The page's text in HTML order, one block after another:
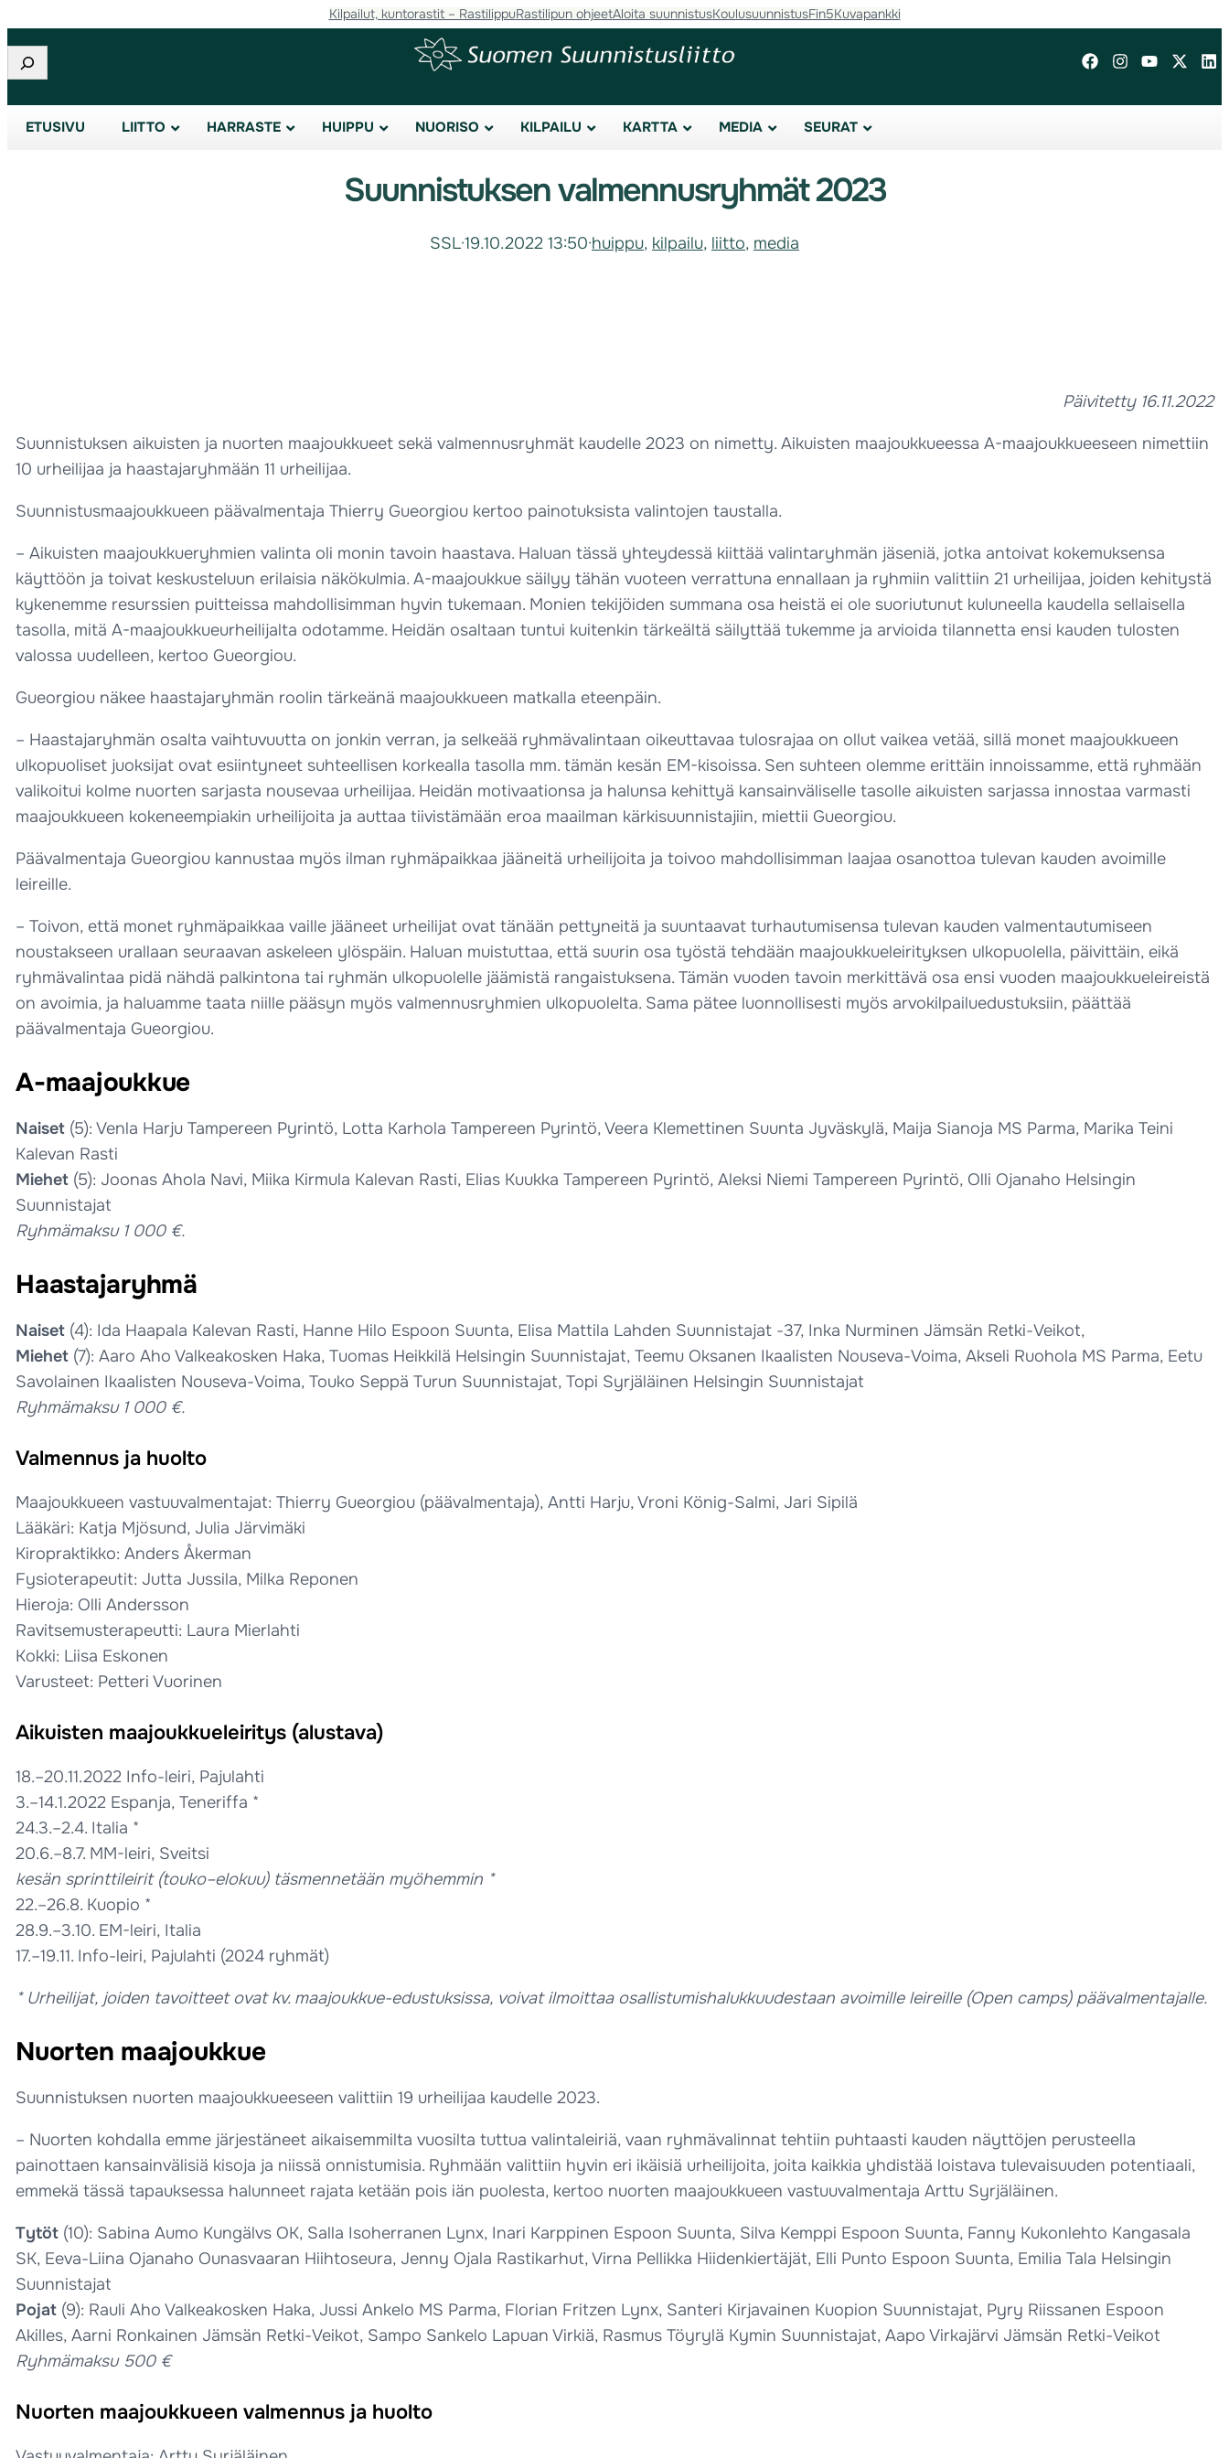
Kilpailut, kuntorastit – RastilippuRastilipun ohjeetAloita suunnistusKoulusuunnistusFin5Kuvapankki
Etsi
ETUSIVU LIITTO HARRASTE HUIPPU NUORISO KILPAILU KARTTA MEDIA SEURAT
Suunnistuksen valmennusryhmät 2023
SSL·19.10.2022 13:50·huippu, kilpailu, liitto, media
Päivitetty 16.11.2022
Suunnistuksen aikuisten ja nuorten maajoukkueet sekä valmennusryhmät kaudelle 2023 on nimetty. Aikuisten maajoukkueessa A-maajoukkueeseen nimettiin
10 urheilijaa ja haastajaryhmään 11 urheilijaa.
Suunnistusmaajoukkueen päävalmentaja Thierry Gueorgiou kertoo painotuksista valintojen taustalla.
– Aikuisten maajoukkueryhmien valinta oli monin tavoin haastava. Haluan tässä yhteydessä kiittää valintaryhmän jäseniä, jotka antoivat kokemuksensa
käyttöön ja toivat keskusteluun erilaisia näkökulmia. A-maajoukkue säilyy tähän vuoteen verrattuna ennallaan ja ryhmiin valittiin 21 urheilijaa, joiden kehitystä
kykenemme resurssien puitteissa mahdollisimman hyvin tukemaan. Monien tekijöiden summana osa heistä ei ole suoriutunut kuluneella kaudella sellaisella
tasolla, mitä A-maajoukkueurheilijalta odotamme. Heidän osaltaan tuntui kuitenkin tärkeältä säilyttää tukemme ja arvioida tilannetta ensi kauden tulosten
valossa uudelleen, kertoo Gueorgiou.
Gueorgiou näkee haastajaryhmän roolin tärkeänä maajoukkueen matkalla eteenpäin.
– Haastajaryhmän osalta vaihtuvuutta on jonkin verran, ja selkeää ryhmävalintaan oikeuttavaa tulosrajaa on ollut vaikea vetää, sillä monet maajoukkueen
ulkopuoliset juoksijat ovat esiintyneet suhteellisen korkealla tasolla mm. tämän kesän EM-kisoissa. Sen suhteen olemme erittäin innoissamme, että ryhmään
valikoitui kolme nuorten sarjasta nousevaa urheilijaa. Heidän motivaationsa ja halunsa kehittyä kansainväliselle tasolle aikuisten sarjassa innostaa varmasti
maajoukkueen kokeneempiakin urheilijoita ja auttaa tiivistämään eroa maailman kärkisuunnistajiin, miettii Gueorgiou.
Päävalmentaja Gueorgiou kannustaa myös ilman ryhmäpaikkaa jääneitä urheilijoita ja toivoo mahdollisimman laajaa osanottoa tulevan kauden avoimille
leireille.
– Toivon, että monet ryhmäpaikkaa vaille jääneet urheilijat ovat tänään pettyneitä ja suuntaavat turhautumisensa tulevan kauden valmentautumiseen
noustakseen urallaan seuraavan askeleen ylöspäin. Haluan muistuttaa, että suurin osa työstä tehdään maajoukkueleirityksen ulkopuolella, päivittäin, eikä
ryhmävalintaa pidä nähdä palkintona tai ryhmän ulkopuolelle jäämistä rangaistuksena. Tämän vuoden tavoin merkittävä osa ensi vuoden maajoukkueleireistä
on avoimia, ja haluamme taata niille pääsyn myös valmennusryhmien ulkopuolelta. Sama pätee luonnollisesti myös arvokilpailuedustuksiin, päättää
päävalmentaja Gueorgiou.
A-maajoukkue
Naiset (5): Venla Harju Tampereen Pyrintö, Lotta Karhola Tampereen Pyrintö, Veera Klemettinen Suunta Jyväskylä, Maija Sianoja MS Parma, Marika Teini
Kalevan Rasti
Miehet (5): Joonas Ahola Navi, Miika Kirmula Kalevan Rasti, Elias Kuukka Tampereen Pyrintö, Aleksi Niemi Tampereen Pyrintö, Olli Ojanaho Helsingin
Suunnistajat
Ryhmämaksu 1 000 €.
Haastajaryhmä
Naiset (4): Ida Haapala Kalevan Rasti, Hanne Hilo Espoon Suunta, Elisa Mattila Lahden Suunnistajat -37, Inka Nurminen Jämsän Retki-Veikot,
Miehet (7): Aaro Aho Valkeakosken Haka, Tuomas Heikkilä Helsingin Suunnistajat, Teemu Oksanen Ikaalisten Nouseva-Voima, Akseli Ruohola MS Parma, Eetu
Savolainen Ikaalisten Nouseva-Voima, Touko Seppä Turun Suunnistajat, Topi Syrjäläinen Helsingin Suunnistajat
Ryhmämaksu 1 000 €.
Valmennus ja huolto
Maajoukkueen vastuuvalmentajat: Thierry Gueorgiou (päävalmentaja), Antti Harju, Vroni König-Salmi, Jari Sipilä
Lääkäri: Katja Mjösund, Julia Järvimäki
Kiropraktikko: Anders Åkerman
Fysioterapeutit: Jutta Jussila, Milka Reponen
Hieroja: Olli Andersson
Ravitsemusterapeutti: Laura Mierlahti
Kokki: Liisa Eskonen
Varusteet: Petteri Vuorinen
Aikuisten maajoukkueleiritys (alustava)
18.–20.11.2022 Info-leiri, Pajulahti
3.–14.1.2022 Espanja, Teneriffa *
24.3.–2.4. Italia *
20.6.–8.7. MM-leiri, Sveitsi
kesän sprinttileirit (touko–elokuu) täsmennetään myöhemmin *
22.–26.8. Kuopio *
28.9.–3.10. EM-leiri, Italia
17.–19.11. Info-leiri, Pajulahti (2024 ryhmät)
* Urheilijat, joiden tavoitteet ovat kv. maajoukkue-edustuksissa, voivat ilmoittaa osallistumishalukkuudestaan avoimille leireille (Open camps) päävalmentajalle.
Nuorten maajoukkue
Suunnistuksen nuorten maajoukkueeseen valittiin 19 urheilijaa kaudelle 2023.
– Nuorten kohdalla emme järjestäneet aikaisemmilta vuosilta tuttua valintaleiriä, vaan ryhmävalinnat tehtiin puhtaasti kauden näyttöjen perusteella
painottaen kansainvälisiä kisoja ja niissä onnistumisia. Ryhmään valittiin hyvin eri ikäisiä urheilijoita, joita kaikkia yhdistää loistava tulevaisuuden potentiaali,
emmekä tässä tapauksessa halunneet rajata ketään pois iän puolesta, kertoo nuorten maajoukkueen vastuuvalmentaja Arttu Syrjäläinen.
Tytöt (10): Sabina Aumo Kungälvs OK, Salla Isoherranen Lynx, Inari Karppinen Espoon Suunta, Silva Kemppi Espoon Suunta, Fanny Kukonlehto Kangasala
SK, Eeva-Liina Ojanaho Ounasvaaran Hiihtoseura, Jenny Ojala Rastikarhut, Virna Pellikka Hiidenkiertäjät, Elli Punto Espoon Suunta, Emilia Tala Helsingin
Suunnistajat
Pojat (9): Rauli Aho Valkeakosken Haka, Jussi Ankelo MS Parma, Florian Fritzen Lynx, Santeri Kirjavainen Kuopion Suunnistajat, Pyry Riissanen Espoon
Akilles, Aarni Ronkainen Jämsän Retki-Veikot, Sampo Sankelo Lapuan Virkiä, Rasmus Töyrylä Kymin Suunnistajat, Aapo Virkajärvi Jämsän Retki-Veikot
Ryhmämaksu 500 €
Nuorten maajoukkueen valmennus ja huolto